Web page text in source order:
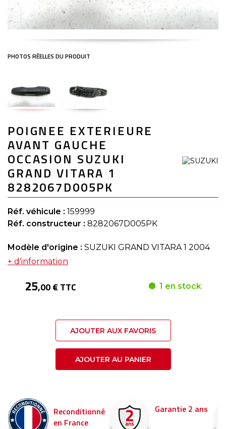
to
the
beginning
of
the
images
POIGNEE EXTERIEURE
AVANT GAUCHE
OCCASION SUZUKI
GRAND VITARA 1
8282067D005PK
Réf. véhicule : 159999
Réf. constructeur : 8282067D005PK
Modèle d'origine : SUZUKI GRAND VITARA 1 2004
+ d'information
25,00 € TTC 1 en stock
AJOUTER AUX FAVORIS
AJOUTER AU PANIER
Reconditionné
en France
Garantie 2 ans